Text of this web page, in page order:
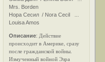
Mrs. Borden
Нора Сесил / Nora Cecil ...
Louisa Amos
Описание: Действие
происходит в Америке, сразу
после гражданской войны.
Измученный войной Эзра